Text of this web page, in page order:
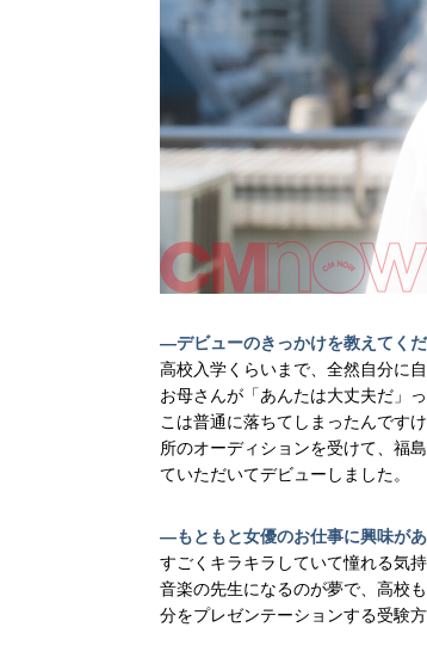
―デビューのきっかけを教えてくだ
高校入学くらいまで、全然自分に
お母さんが「あんたは大丈夫だ」
こは普通に落ちてしまったんです
所のオーディションを受けて、福
ていただいてデビューしました。
―もともと女優のお仕事に興味が
すごくキラキラしていて憧れる気
音楽の先生になるのが夢で、高校
分をプレゼンテーションする受験